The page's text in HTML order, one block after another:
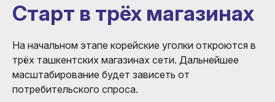
Старт в трёх магазинах
На начальном этапе корейские уголки откроются в
трёх ташкентских магазинах сети. Дальнейшее
масштабирование будет зависеть от
потребительского спроса.